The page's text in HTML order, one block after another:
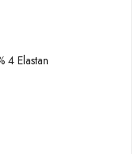
4 Elastan